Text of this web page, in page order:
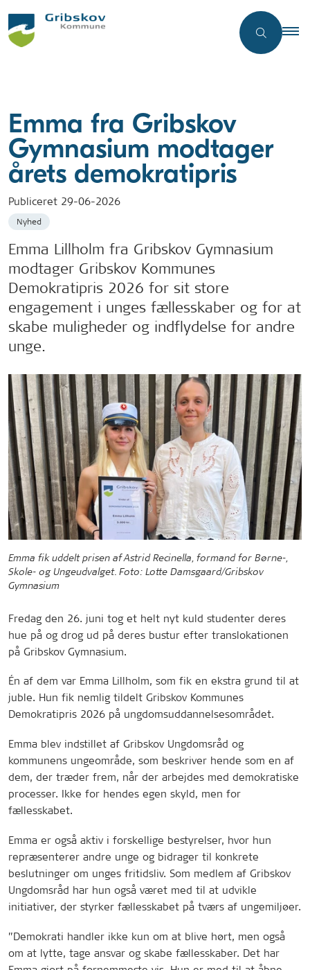
Emma fra Gribskov
Gymnasium modtager
årets demokratipris
Publiceret 29-06-2026
Nyhed
Emma Lillholm fra Gribskov Gymnasium
modtager Gribskov Kommunes
Demokratipris 2026 for sit store
engagement i unges fællesskaber og for at
skabe muligheder og indflydelse for andre
unge.
Emma fik uddelt prisen af Astrid Recinella, formand for Børne-,
Skole- og Ungeudvalget. Foto: Lotte Damsgaard/Gribskov
Gymnasium
Fredag den 26. juni tog et helt nyt kuld studenter deres
hue på og drog ud på deres bustur efter translokationen
på Gribskov Gymnasium.
Én af dem var Emma Lillholm, som fik en ekstra grund til at
juble. Hun fik nemlig tildelt Gribskov Kommunes
Demokratipris 2026 på ungdomsuddannelsesområdet.
Emma blev indstillet af Gribskov Ungdomsråd og
kommunens ungeområde, som beskriver hende som en af
dem, der træder frem, når der arbejdes med demokratiske
processer. Ikke for hendes egen skyld, men for
fællesskabet.
Emma er også aktiv i forskellige bestyrelser, hvor hun
repræsenterer andre unge og bidrager til konkrete
beslutninger om unges fritidsliv. Som medlem af Gribskov
Ungdomsråd har hun også været med til at udvikle
initiativer, der styrker fællesskabet på tværs af ungemiljøer.
”Demokrati handler ikke kun om at blive hørt, men også
om at lytte, tage ansvar og skabe fællesskaber. Det har